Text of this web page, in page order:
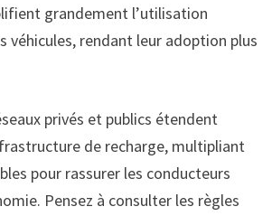
grandement l’utilisation
véhicules, rendant leur adoption plus
privés et publics étendent
de recharge, multipliant
pour rassurer les conducteurs
Pensez à consulter les règles